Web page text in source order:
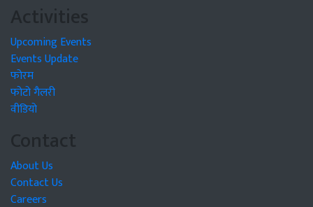
Activities
Upcoming Events
Events Update
फोरम
फोटो गैलरी
वीडियो
Contact
About Us
Contact Us
Careers